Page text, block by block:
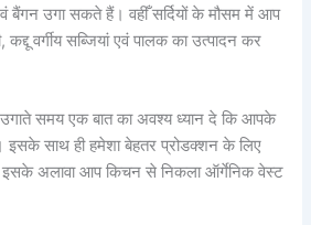
बैंगन उगा सकते हैं। वहीँ सर्दियों के मौसम में आप
कद्दू वर्गीय सब्जियां एवं पालक का उत्पादन कर
उगाते समय एक बात का अवश्य ध्यान दे कि आपके
इसके साथ ही हमेशा बेहतर प्रोडक्शन के लिए
इसके अलावा आप किचन से निकला ऑर्गेनिक वेस्ट